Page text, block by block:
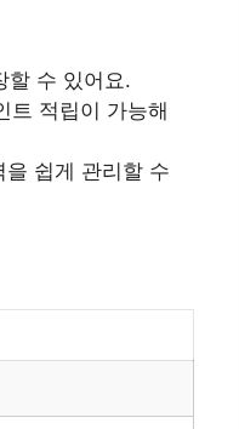
할 수 있어요.
트 적립이 가능해
쉽게 관리할 수